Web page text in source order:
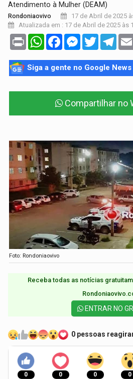
Atendimento à Mulher (DEAM)
Rondoniaovivo
17 de Abril de 2025
Atualizada em : 17 de Abril de 2025 às
Print WhatsAppFacebookMessenger
Twitter
Siga a gente no Google News
Compartilhar no
Foto: Rondoniaovivo
Receba todas as notícias
ENTRAR NO
0 pessoas
0 0 0 0